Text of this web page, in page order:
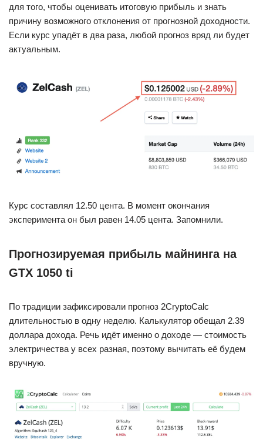
для того, чтобы оценивать итоговую прибыль и знать
причину возможного отклонения от прогнозной доходности.
Если курс упадёт в два раза, любой прогноз вряд ли будет
актуальным.
Курс составлял 12.50 цента. В момент окончания
эксперимента он был равен 14.05 цента. Запомнили.
Прогнозируемая прибыль майнинга на
GTX 1050 ti
По традиции зафиксировали прогноз 2CryptoCalc
длительностью в одну неделю. Калькулятор обещал 2.39
доллара дохода. Речь идёт именно о доходе — стоимость
электричества у всех разная, поэтому вычитать её будем
вручную.